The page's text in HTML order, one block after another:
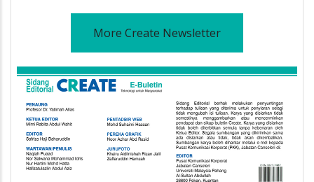
More Create Newsletter